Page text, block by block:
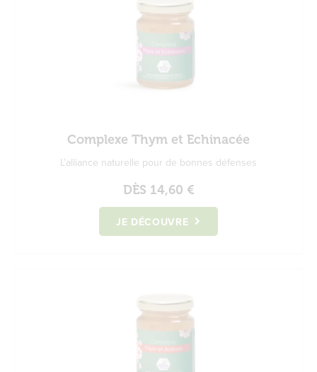
Complexe Thym et Echinacée
L’alliance naturelle pour de bonnes défenses
DÈS 14,60 €
JE DÉCOUVRE